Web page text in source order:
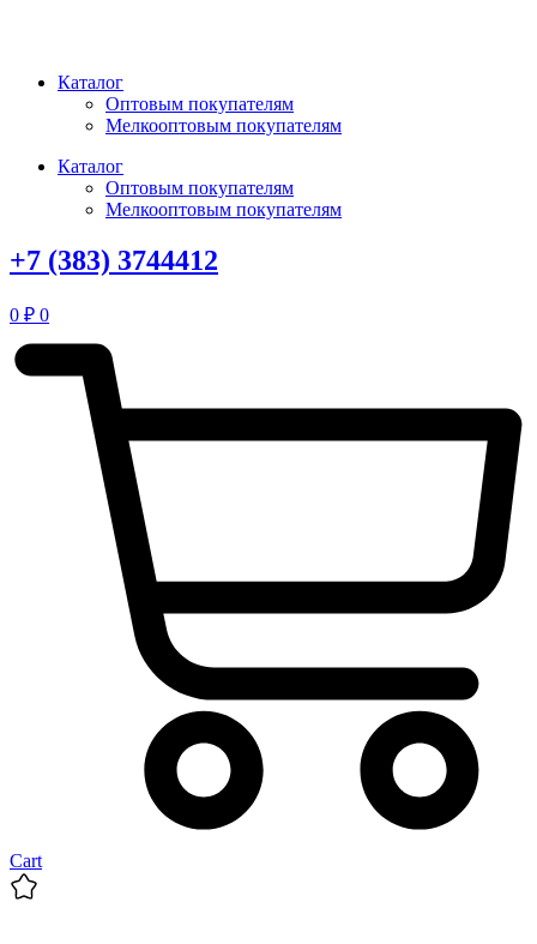
Каталог
Оптовым покупателям
Мелкооптовым покупателям
Каталог
Оптовым покупателям
Мелкооптовым покупателям
+7 (383) 3744412
0 ₽ 0
Cart